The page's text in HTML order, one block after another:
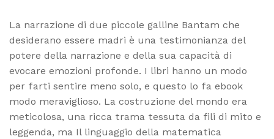
La narrazione di due piccole galline Bantam che
desiderano essere madri è una testimonianza del
potere della narrazione e della sua capacità di
evocare emozioni profonde. I libri hanno un modo
per farti sentire meno solo, e questo lo fa ebook
modo meraviglioso. La costruzione del mondo era
meticolosa, una ricca trama tessuta da fili di mito e
leggenda, ma Il linguaggio della matematica